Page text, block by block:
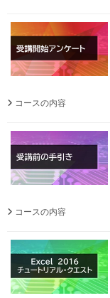
コースの内容
コースの内容